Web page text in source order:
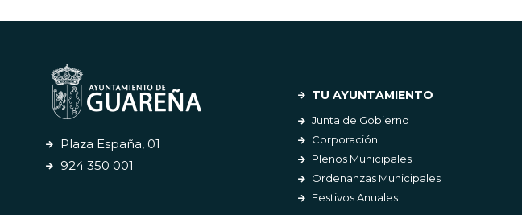
Plaza España, 01
924 350 001
TU AYUNTAMIENTO
Junta de Gobierno
Corporación
Plenos Municipales
Ordenanzas Municipales
Festivos Anuales